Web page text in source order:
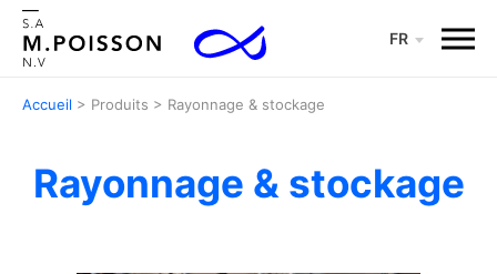
FR Menu
Accueil > Produits > Rayonnage & stockage
Rayonnage & stockage